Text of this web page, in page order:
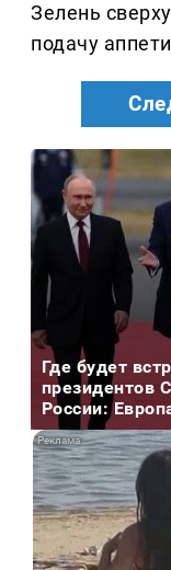
Зелень
подачу
Где будет
президентов
России: